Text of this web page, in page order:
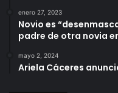
enero 27, 2023
Novio es
padre de otra novia
mayo 2, 2024
Ariela Cáceres